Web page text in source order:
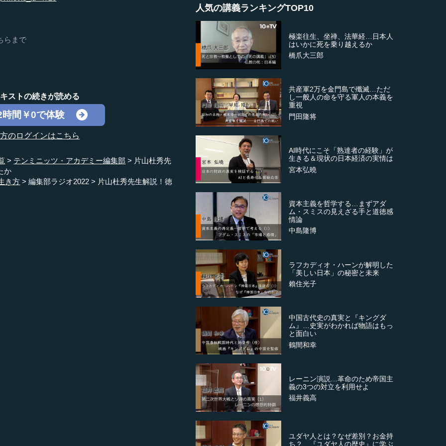
らまで
ストの続きが読める
時間￥0で体験
のログインはこちら
テンミニッツ・アカデミー編集部
片山杜秀先
か
き方
編集部ラジオ2022 片山杜秀先生解説！徳
人気の講義ランキングTOP10
極楽往生、坐禅、法華経…日本人
はいかに死を乗り越えるか
橋爪大三郎
共産軍2万を金門島で殲滅…ただ
し一般人の命を守る軍人の本義を
重視
門田隆将
AI時代にこそ「熟達者の経験」が
生きる＆現状の日本経済の実情は
宮本弘曉
資本主義を哲学する…まずアダ
ム・スミスの見えざる手と道徳感
情論
中島隆博
ラフカディオ・ハーンが解明した
「美しい日本」の秘密と未来
賴住光子
中国古代史の真実と『キングダ
ム』…史実がわかれば物語はもっ
と面白い
鶴間和幸
レーニン演説…革命のため帝国主
義の3つの対立を利用せよ
福井義高
ユダヤ人とは？なぜ差別？お金持
ち？…『ユダヤ人の歴史』に学ぶ